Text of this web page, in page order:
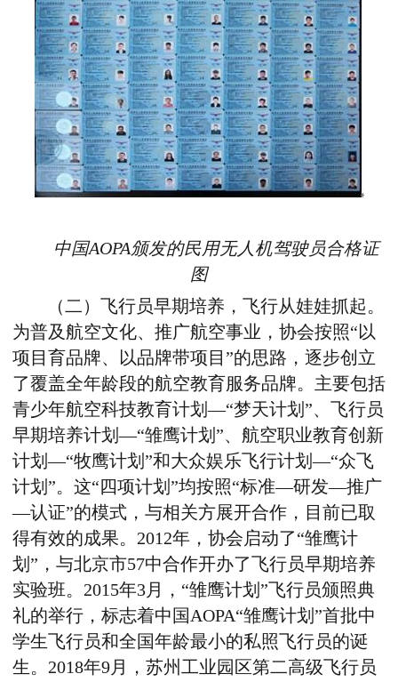
中国AOPA颁发的民用无人机驾驶员合格证
图
（二）飞行员早期培养，飞行从娃娃抓起。
为普及航空文化、推广航空事业，协会按照“以
项目育品牌、以品牌带项目”的思路，逐步创立
了覆盖全年龄段的航空教育服务品牌。主要包括
青少年航空科技教育计划—“梦天计划”、飞行员
早期培养计划—“雏鹰计划”、航空职业教育创新
计划—“牧鹰计划”和大众娱乐飞行计划—“众飞
计划”。这“四项计划”均按照“标准—研发—推广
—认证”的模式，与相关方展开合作，目前已取
得有效的成果。2012年，协会启动了“雏鹰计
划”，与北京市57中合作开办了飞行员早期培养
实验班。2015年3月，“雏鹰计划”飞行员颁照典
礼的举行，标志着中国AOPA“雏鹰计划”首批中
学生飞行员和全国年龄最小的私照飞行员的诞
生。2018年9月，苏州工业园区第二高级飞行员